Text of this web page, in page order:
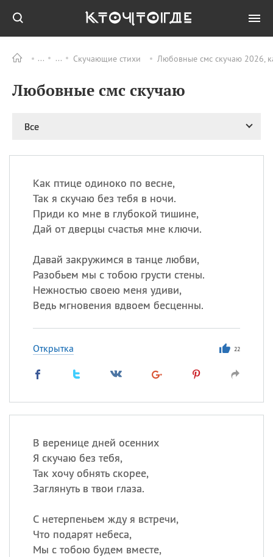
Скучающие стихи Любовные смс скучаю 2026,
Любовные смс скучаю
Все
Как птице одиноко по весне,
Так я скучаю без тебя в ночи.
Приди ко мне в глубокой тишине,
Дай от дверцы счастья мне ключи.
Давай закружимся в танце любви,
Разобьем мы с тобою грусти стены.
Нежностью своею меня удиви,
Ведь мгновения вдвоем бесценны.
Открытка 22
В веренице дней осенних
Я скучаю без тебя,
Так хочу обнять скорее,
Заглянуть в твои глаза.
С нетерпеньем жду я встречи,
Что подарят небеса,
Мы с тобою будем вместе,
ПРАЗДНИКИ Все
09.08 День памяти
11.08 День полета на
воздушном шарике
11.08 День Святой Клары —
покровительницы
телевидения
ИМЕНА
Сегодня празднуют именины
Посмотреть значениеи
происхождение